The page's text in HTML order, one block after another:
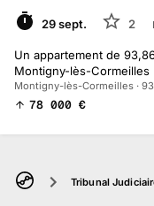
29 sept. 2
Un appartement de
Montigny-lès-Cormeilles
Montigny-lès-Cormeilles ·
78 000 €
Tribunal